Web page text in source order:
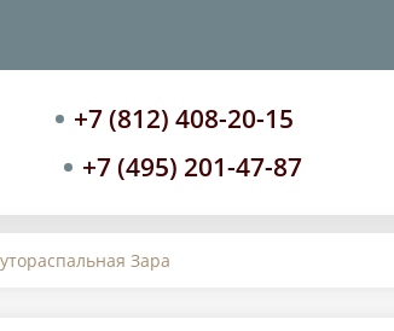
+7 (812) 408-20-15
+7 (495) 201-47-87
Зара